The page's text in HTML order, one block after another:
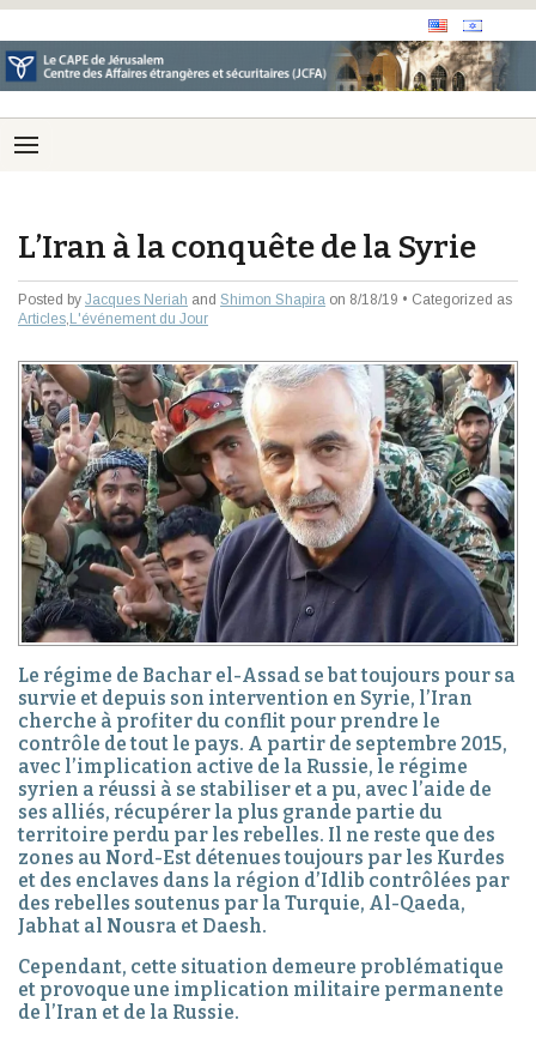
L’Iran à la conquête de la Syrie
Posted by Jacques Neriah and Shimon Shapira on 8/18/19 • Categorized as
Articles, L'événement du Jour
Le régime de Bachar el-Assad se bat toujours pour sa
survie et depuis son intervention en Syrie, l’Iran
cherche à profiter du conflit pour prendre le
contrôle de tout le pays. A partir de septembre 2015,
avec l’implication active de la Russie, le régime
syrien a réussi à se stabiliser et a pu, avec l’aide de
ses alliés, récupérer la plus grande partie du
territoire perdu par les rebelles. Il ne reste que des
zones au Nord-Est détenues toujours par les Kurdes
et des enclaves dans la région d’Idlib contrôlées par
des rebelles soutenus par la Turquie, Al-Qaeda,
Jabhat al Nousra et Daesh.
Cependant, cette situation demeure problématique
et provoque une implication militaire permanente
de l’Iran et de la Russie.